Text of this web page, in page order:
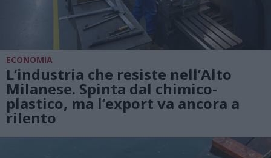
ECONOMIA
L’industria che resiste nell’Alto
Milanese. Spinta dal chimico-
plastico, ma l’export va ancora a
rilento